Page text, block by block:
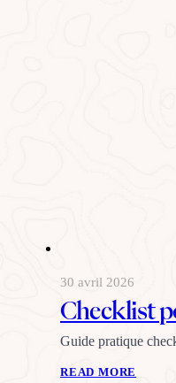
30 avril 2026
Checklist
Guide pratique
READ MORE